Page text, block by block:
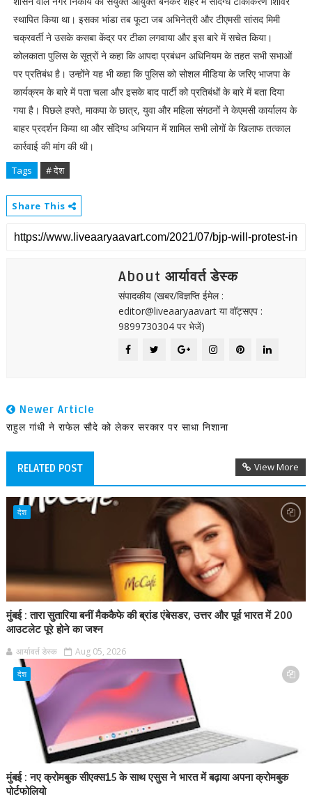
स्थापित किया था। इसका भांडा तब फूटा जब अभिनेत्री और टीएमसी सांसद मिमी
चक्रवर्ती ने उसके कसबा केंद्र पर टीका लगवाया और इस बारे में सचेत किया।
कोलकाता पुलिस के सूत्रों ने कहा कि आपदा प्रबंधन अधिनियम के तहत सभी सभाओं
पर प्रतिबंध है। उन्होंने यह भी कहा कि पुलिस को सोशल मीडिया के जरिए भाजपा के
कार्यक्रम के बारे में पता चला और इसके बाद पार्टी को प्रतिबंधों के बारे में बता दिया
गया है। पिछले हफ्ते, माकपा के छात्र, युवा और महिला संगठनों ने केएमसी कार्यालय के
बाहर प्रदर्शन किया था और संदिग्ध अभियान में शामिल सभी लोगों के खिलाफ तत्काल
कार्रवाई की मांग की थी।
Tags # देश
Share This
About आर्यावर्त डेस्क
संपादकीय (खबर/विज्ञप्ति ईमेल :
editor@liveaaryaavart या वॉट्सएप :
9899730304 पर भेजें)
Newer Article
राहुल गांधी ने राफेल सौदे को लेकर सरकार पर साधा निशाना
RELATED POST View More
देश
मुंबई : तारा सुतारिया बनीं मैककैफे की ब्रांड एंबेसडर, उत्तर और पूर्व भारत में 200
आउटलेट पूरे होने का जश्न
आर्यावर्त डेस्क Aug 05, 2026
देश
मुंबई : नए क्रोमबुक सीएक्स15 के साथ एसुस ने भारत में बढ़ाया अपना क्रोमबुक
पोर्टफोलियो